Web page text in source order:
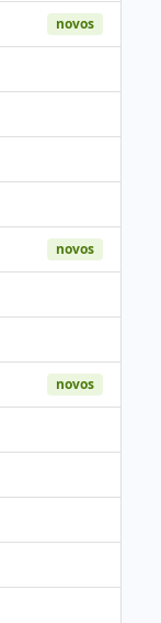
novos
novos
novos